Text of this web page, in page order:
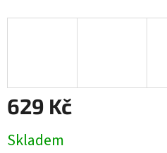
629 Kč
cena:
Skladem